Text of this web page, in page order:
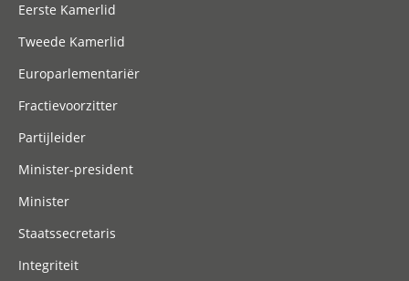
Eerste Kamerlid
Tweede Kamerlid
Europarlementariër
Fractievoorzitter
Partijleider
Minister-president
Minister
Staatssecretaris
Integriteit